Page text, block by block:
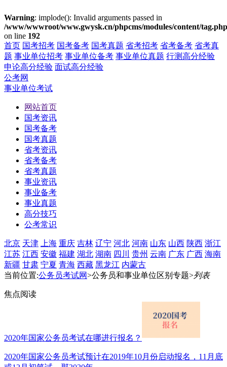
Warning: implode(): Invalid arguments passed in
/www/wwwroot/www.gwysk.cn/phpcms/modules/content/tag.php
on line 192
首页 国考招考 国考备考 国考真题 省考招考 省考备考 省考真
题 事业单位招考 事业单位备考 事业单位真题 行测高分经验
申论高分经验 面试高分经验
公考网
事业单位考试
网站首页
国考资讯
国考备考
国考真题
省考资讯
省考备考
省考真题
事业资讯
事业备考
事业真题
高分技巧
公考常识
北京 天津 上海 重庆 吉林 辽宁 河北 河南 山东 山西 陕西 浙江
江苏 江西 安徽 福建 湖北 湖南 四川 贵州 云南 广东 广西 海南
新疆 甘肃 宁夏 青海 西藏 黑龙江 内蒙古
当前位置:公务员考试网>公务员和事业单位区别专题>列表
焦点阅读
2020年国家公务员考试在哪进行报名？
2020年国家公务员考试预计在2019年10月份启动报名，11月底